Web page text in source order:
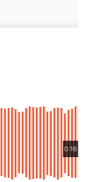
0:16